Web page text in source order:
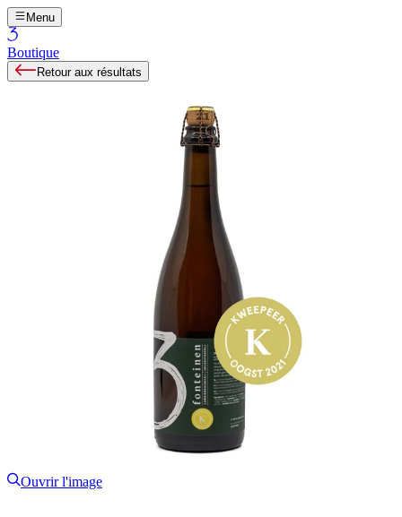
Menu
Boutique
Retour aux résultats
Ouvrir l'image